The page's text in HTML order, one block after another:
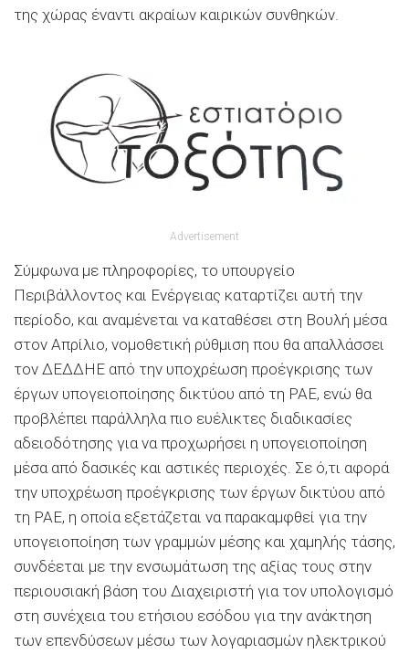
της χώρας έναντι ακραίων καιρικών συνθηκών.
Advertisement
Σύμφωνα με πληροφορίες, το υπουργείο
Περιβάλλοντος και Ενέργειας καταρτίζει αυτή την
περίοδο, και αναμένεται να καταθέσει στη Βουλή μέσα
στον Απρίλιο, νομοθετική ρύθμιση που θα απαλλάσσει
τον ΔΕΔΔΗΕ από την υποχρέωση προέγκρισης των
έργων υπογειοποίησης δικτύου από τη ΡΑΕ, ενώ θα
προβλέπει παράλληλα πιο ευέλικτες διαδικασίες
αδειοδότησης για να προχωρήσει η υπογειοποίηση
μέσα από δασικές και αστικές περιοχές. Σε ό,τι αφορά
την υποχρέωση προέγκρισης των έργων δικτύου από
τη ΡΑΕ, η οποία εξετάζεται να παρακαμφθεί για την
υπογειοποίηση των γραμμών μέσης και χαμηλής τάσης,
συνδέεται με την ενσωμάτωση της αξίας τους στην
περιουσιακή βάση του Διαχειριστή για τον υπολογισμό
στη συνέχεια του ετήσιου εσόδου για την ανάκτηση
των επενδύσεων μέσω των λογαριασμών ηλεκτρικού